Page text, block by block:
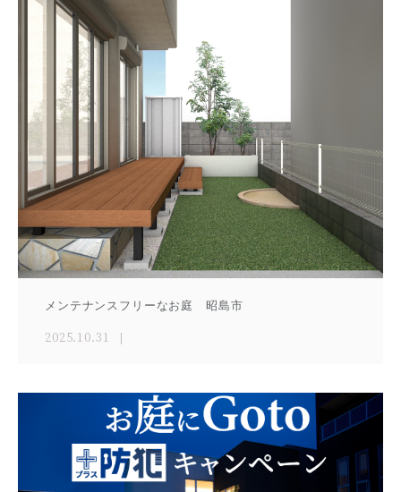
メンテナンスフリーなお庭 昭島市
2025.10.31